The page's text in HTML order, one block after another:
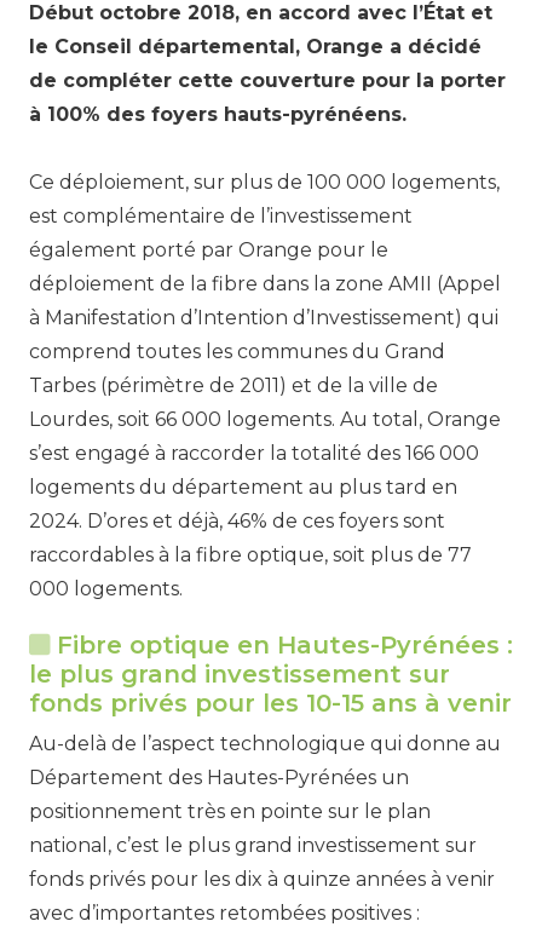
Début octobre 2018, en accord avec l’État et
le Conseil départemental, Orange a décidé
de compléter cette couverture pour la porter
à 100% des foyers hauts-pyrénéens.
Ce déploiement, sur plus de 100 000 logements,
est complémentaire de l’investissement
également porté par Orange pour le
déploiement de la fibre dans la zone AMII (Appel
à Manifestation d’Intention d’Investissement) qui
comprend toutes les communes du Grand
Tarbes (périmètre de 2011) et de la ville de
Lourdes, soit 66 000 logements. Au total, Orange
s’est engagé à raccorder la totalité des 166 000
logements du département au plus tard en
2024. D’ores et déjà, 46% de ces foyers sont
raccordables à la fibre optique, soit plus de 77
000 logements.
Fibre optique en Hautes-Pyrénées :
le plus grand investissement sur
fonds privés pour les 10-15 ans à venir
Au-delà de l’aspect technologique qui donne au
Département des Hautes-Pyrénées un
positionnement très en pointe sur le plan
national, c’est le plus grand investissement sur
fonds privés pour les dix à quinze années à venir
avec d’importantes retombées positives :